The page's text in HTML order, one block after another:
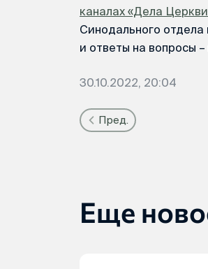
каналах «Дела
Синодального отдела
и ответы на вопросы
30.10.2022, 20:04
Пред.
Еще